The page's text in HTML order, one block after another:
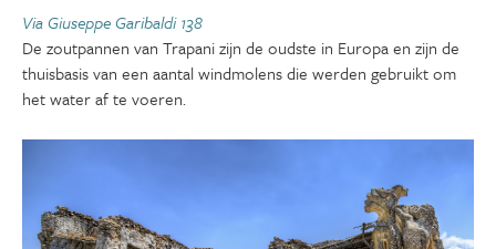
Via Giuseppe Garibaldi 138
De zoutpannen van Trapani zijn de oudste in Europa en zijn de
thuisbasis van een aantal windmolens die werden gebruikt om
het water af te voeren.